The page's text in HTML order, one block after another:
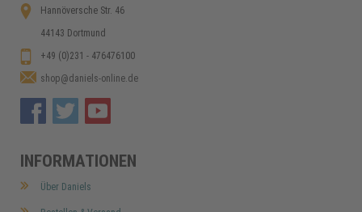
Hannöversche Str. 46
44143 Dortmund
+49 (0)231 - 476476100
shop@daniels-online.de
INFORMATIONEN
Über Daniels